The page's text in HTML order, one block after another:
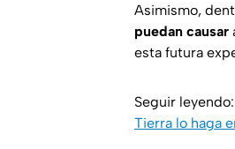
Asimismo,
puedan causar
esta futura
Seguir leyendo:
Tierra lo haga